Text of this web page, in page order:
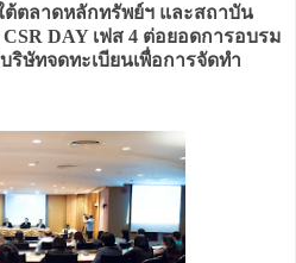
ต้ตลาดหลักทรัพย์ฯ และสถาบัน
DAY เฟส 4 ต่อยอดการอบรม
ริษัทจดทะเบียนเพื่อการจัดทำ